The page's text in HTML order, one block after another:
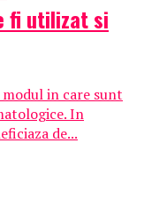
fi utilizat si
in care sunt
In
de...